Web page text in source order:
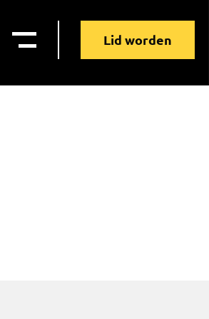
Lid worden